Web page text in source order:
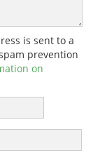
is sent to a
prevention
on